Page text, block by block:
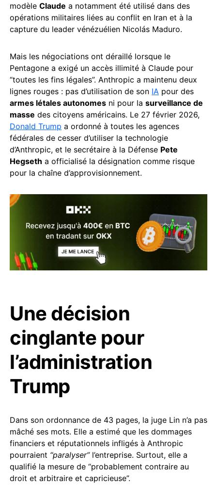
modèle Claude a notamment été utilisé dans des
opérations militaires liées au conflit en Iran et à la
capture du leader vénézuélien Nicolás Maduro.
Mais les négociations ont déraillé lorsque le
Pentagone a exigé un accès illimité à Claude pour
“toutes les fins légales”. Anthropic a maintenu deux
lignes rouges : pas d’utilisation de son IA pour des
armes létales autonomes ni pour la surveillance de
masse des citoyens américains. Le 27 février 2026,
Donald Trump a ordonné à toutes les agences
fédérales de cesser d’utiliser la technologie
d’Anthropic, et le secrétaire à la Défense Pete
Hegseth a officialisé la désignation comme risque
pour la chaîne d’approvisionnement.
Une décision
cinglante pour
l’administration
Trump
Dans son ordonnance de 43 pages, la juge Lin n’a pas
mâché ses mots. Elle a estimé que les dommages
financiers et réputationnels infligés à Anthropic
pourraient “paralyser”l’entreprise. Surtout, elle a
qualifié la mesure de “probablement contraire au
droit et arbitraire et capricieuse”.